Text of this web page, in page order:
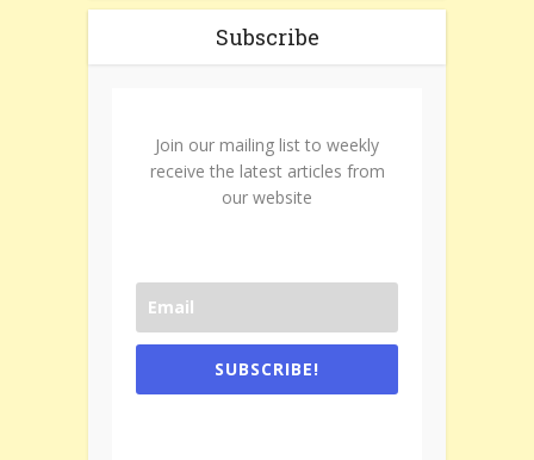
Subscribe
Join our mailing list to weekly
receive the latest articles from
our website
SUBSCRIBE!